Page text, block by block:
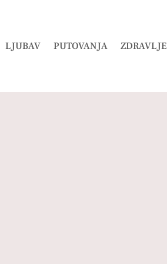
LJUBAV PUTOVANJA ZDRAVLJE